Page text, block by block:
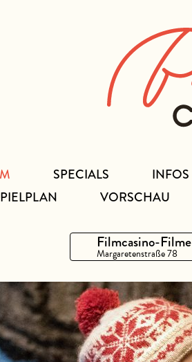
VORSCHAU
SPECIALS INFOS
Filmcasino-Filme
Margaretenstraße 78